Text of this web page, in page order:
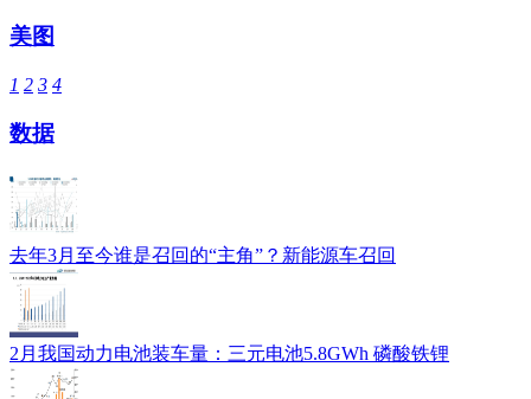
美图
1 2 3 4
数据
去年3月至今谁是召回的“主角”？新能源车召回
2月我国动力电池装车量：三元电池5.8GWh 磷酸铁锂